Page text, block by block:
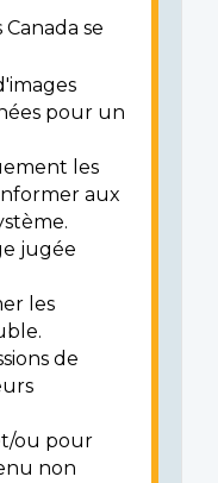
se
pour un
les
aux
jugée
les
de
ou pour
non